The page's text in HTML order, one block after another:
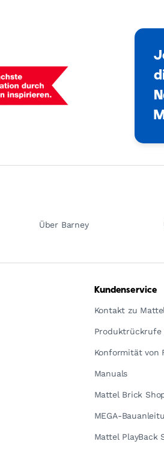
Über Barney
Kundenservice
Kontakt zu Mattel
Produktrückrufe
Konformität von
Manuals
Mattel Brick
MEGA-
Mattel PlayBack